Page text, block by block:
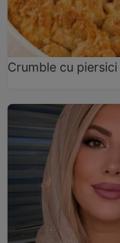
Crumble cu piersici